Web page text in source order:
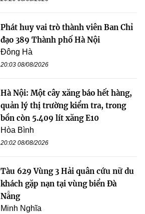
Phát huy vai trò thành viên Ban Chỉ
đạo 389 Thành phố Hà Nội
Đông Hà
20:03 08/08/2026
Hà Nội: Một cây xăng báo hết hàng,
quản lý thị trường kiểm tra, trong
bồn còn 5.409 lít xăng E10
Hòa Bình
20:02 08/08/2026
Tàu 629 Vùng 3 Hải quân cứu nữ du
khách gặp nạn tại vùng biển Đà
Nẵng
Minh Nghĩa